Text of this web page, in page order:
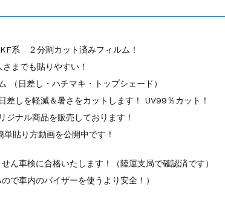
系 ２分割カット済みフィルム！
までも貼りやすい！
（日差し・ハチマキ・トップシェード）
差しを軽減＆暑さをカットします！ UV99％カット！
ジナル商品を販売しております！
貼り方動画を公開中です！
ん車検に合格いたします！（陸運支局で確認済です）
ので車内のバイザーを使うより安全！）